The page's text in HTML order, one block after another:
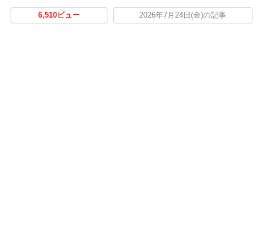
6,510ビュー 2026年7月24日(金)の記事